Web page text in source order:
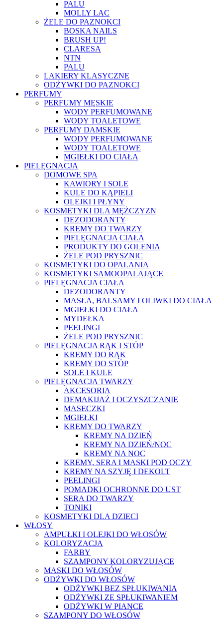
PALU
MOLLY LAC
ŻELE DO PAZNOKCI
BOSKA NAILS
BRUSH UP!
CLARESA
NTN
PALU
LAKIERY KLASYCZNE
ODŻYWKI DO PAZNOKCI
PERFUMY
PERFUMY MĘSKIE
WODY PERFUMOWANE
WODY TOALETOWE
PERFUMY DAMSKIE
WODY PERFUMOWANE
WODY TOALETOWE
MGIEŁKI DO CIAŁA
PIELĘGNACJA
DOMOWE SPA
KAWIORY I SOLE
KULE DO KĄPIELI
OLEJKI I PŁYNY
KOSMETYKI DLA MĘŻCZYZN
DEZODORANTY
KREMY DO TWARZY
PIELĘGNACJA CIAŁA
PRODUKTY DO GOLENIA
ŻELE POD PRYSZNIC
KOSMETYKI DO OPALANIA
KOSMETYKI SAMOOPALAJĄCE
PIELĘGNACJA CIAŁA
DEZODORANTY
MASŁA, BALSAMY I OLIWKI DO CIAŁA
MGIEŁKI DO CIAŁA
MYDEŁKA
PEELINGI
ŻELE POD PRYSZNIC
PIELĘGNACJA RĄK I STÓP
KREMY DO RĄK
KREMY DO STÓP
SOLE I KULE
PIELĘGNACJA TWARZY
AKCESORIA
DEMAKIJAŻ I OCZYSZCZANIE
MASECZKI
MGIEŁKI
KREMY DO TWARZY
KREMY NA DZIEŃ
KREMY NA DZIEŃ/NOC
KREMY NA NOC
KREMY, SERA I MASKI POD OCZY
KREMY NA SZYJĘ I DEKOLT
PEELINGI
POMADKI OCHRONNE DO UST
SERA DO TWARZY
TONIKI
KOSMETYKI DLA DZIECI
WŁOSY
AMPUŁKI I OLEJKI DO WŁOSÓW
KOLORYZACJA
FARBY
SZAMPONY KOLORYZUJĄCE
MASKI DO WŁOSÓW
ODŻYWKI DO WŁOSÓW
ODŻYWKI BEZ SPŁUKIWANIA
ODŻYWKI ZE SPŁUKIWANIEM
ODŻYWKI W PIANCE
SZAMPONY DO WŁOSÓW